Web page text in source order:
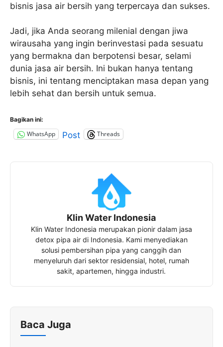
bisnis jasa air bersih yang terpercaya dan sukses.
Jadi, jika Anda seorang milenial dengan jiwa
wirausaha yang ingin berinvestasi pada sesuatu
yang bermakna dan berpotensi besar, selami
dunia jasa air bersih. Ini bukan hanya tentang
bisnis, ini tentang menciptakan masa depan yang
lebih sehat dan bersih untuk semua.
Bagikan ini:
WhatsApp Post Threads
Klin Water Indonesia
Klin Water Indonesia merupakan pionir dalam jasa
detox pipa air di Indonesia. Kami menyediakan
solusi pembersihan pipa yang canggih dan
menyeluruh dari sektor residensial, hotel, rumah
sakit, apartemen, hingga industri.
Baca Juga